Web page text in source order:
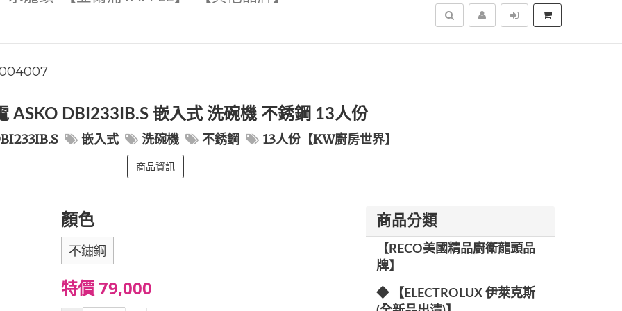
搜尋
ASKO DBI233IB.S 嵌入式 洗碗機 不銹鋼 13人份
嵌入式 洗碗機 不銹鋼 13人份【KW廚房世界】
商品資訊
顏色
不鏽鋼
特價 79,000
商品分類
【RECO美國精品廚衛龍頭品
牌】
◆ 【ELECTROLUX 伊萊克斯